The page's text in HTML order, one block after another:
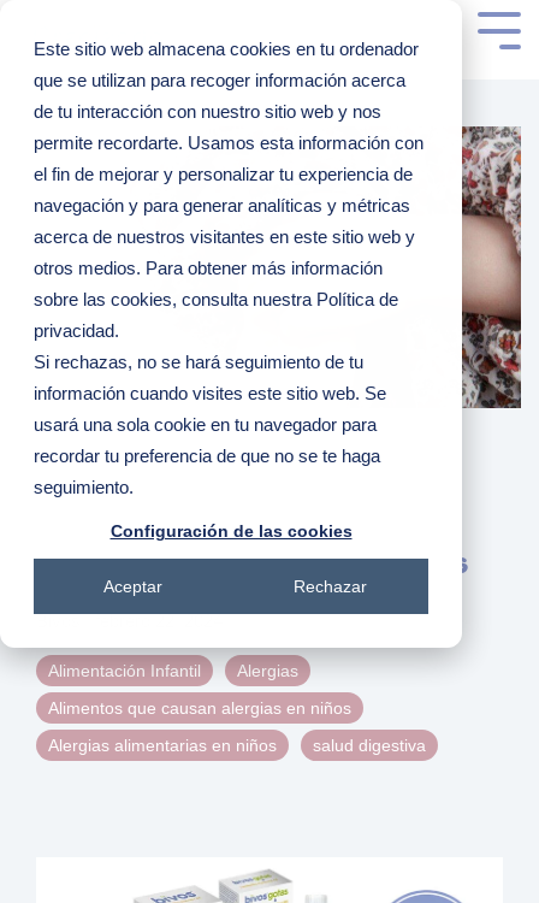
Este sitio web almacena cookies en tu ordenador
que se utilizan para recoger información acerca
de tu interacción con nuestro sitio web y nos
permite recordarte. Usamos esta información con
el fin de mejorar y personalizar tu experiencia de
navegación y para generar analíticas y métricas
acerca de nuestros visitantes en este sitio web y
otros medios. Para obtener más información
sobre las cookies, consulta nuestra Política de
privacidad.
Si rechazas, no se hará seguimiento de tu
información cuando visites este sitio web. Se
usará una sola cookie en tu navegador para
recordar tu preferencia de que no se te haga
seguimiento.
Configuración de las cookies
Aceptar Rechazar
4 MINUTOS DE LECTURA
Alergias alimentarias en niños
Bivos|febrero 22, 2024
Alimentación Infantil
Alergias
Alimentos que causan alergias en niños
Alergias alimentarias en niños
salud digestiva